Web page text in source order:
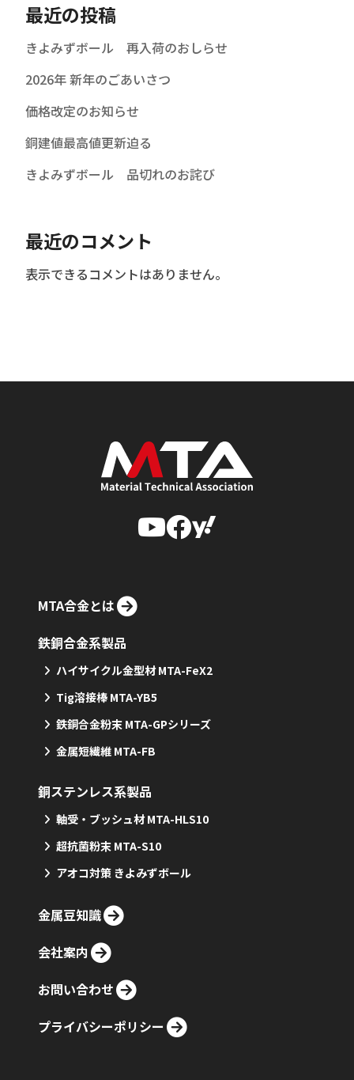
最近の投稿
きよみずボール 再入荷のおしらせ
2026年 新年のごあいさつ
価格改定のお知らせ
銅建値最高値更新迫る
きよみずボール 品切れのお詫び
最近のコメント
表示できるコメントはありません。
MTA合金とは
鉄銅合金系製品
ハイサイクル金型材 MTA-FeX2
Tig溶接棒 MTA-YB5
鉄銅合金粉末 MTA-GPシリーズ
金属短繊維 MTA-FB
銅ステンレス系製品
軸受・ブッシュ材 MTA-HLS10
超抗菌粉末 MTA-S10
アオコ対策 きよみずボール
金属豆知識
会社案内
お問い合わせ
プライバシーポリシー